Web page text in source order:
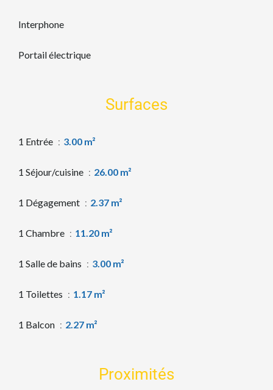
Interphone
Portail électrique
Surfaces
1 Entrée 3.00 m²
1 Séjour/cuisine 26.00 m²
1 Dégagement 2.37 m²
1 Chambre 11.20 m²
1 Salle de bains 3.00 m²
1 Toilettes 1.17 m²
1 Balcon 2.27 m²
Proximités